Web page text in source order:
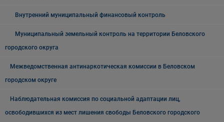
Внутренний муниципальный финансовый контроль
Муниципальный земельный контроль на территории Беловского
городского округа
Межведомственная антинаркотическая комиссии в Беловском
городском округе
Наблюдательная комиссия по социальной адаптации лиц,
освободившихся из мест лишения свободы Беловского городского